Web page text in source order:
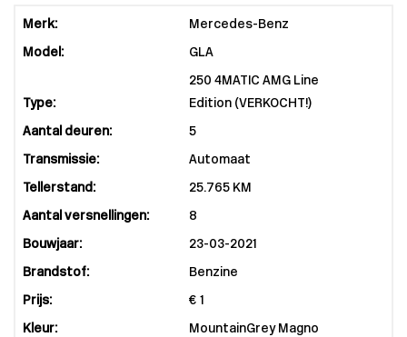
Merk: Mercedes-Benz
Model: GLA
Type:
250 4MATIC AMG Line
Edition (VERKOCHT!)
Aantal deuren: 5
Transmissie: Automaat
Tellerstand: 25.765 KM
Aantal versnellingen: 8
Bouwjaar: 23-03-2021
Brandstof: Benzine
Prijs: € 1
Kleur: MountainGrey Magno